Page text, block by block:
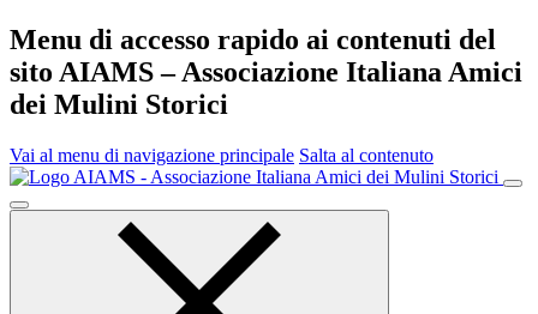
Menu di accesso rapido ai contenuti del
sito AIAMS – Associazione Italiana Amici
dei Mulini Storici
Vai al menu di navigazione principale Salta al contenuto
Menu
principale